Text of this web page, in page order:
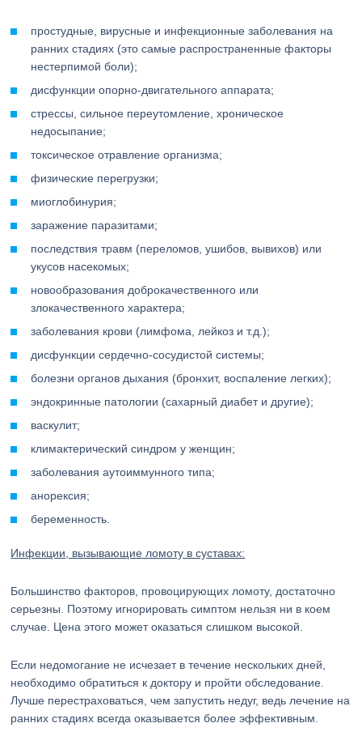
простудные, вирусные и инфекционные заболевания на
ранних стадиях (это самые распространенные факторы
нестерпимой боли);
дисфункции опорно-двигательного аппарата;
стрессы, сильное переутомление, хроническое
недосыпание;
токсическое отравление организма;
физические перегрузки;
миоглобинурия;
заражение паразитами;
последствия травм (переломов, ушибов, вывихов) или
укусов насекомых;
новообразования доброкачественного или
злокачественного характера;
заболевания крови (лимфома, лейкоз и т.д.);
дисфункции сердечно-сосудистой системы;
болезни органов дыхания (бронхит, воспаление легких);
эндокринные патологии (сахарный диабет и другие);
васкулит;
климактерический синдром у женщин;
заболевания аутоиммунного типа;
анорексия;
беременность.
Инфекции, вызывающие ломоту в суставах:
Большинство факторов, провоцирующих ломоту, достаточно
серьезны. Поэтому игнорировать симптом нельзя ни в коем
случае. Цена этого может оказаться слишком высокой.
Если недомогание не исчезает в течение нескольких дней,
необходимо обратиться к доктору и пройти обследование.
Лучше перестраховаться, чем запустить недуг, ведь лечение на
ранних стадиях всегда оказывается более эффективным.